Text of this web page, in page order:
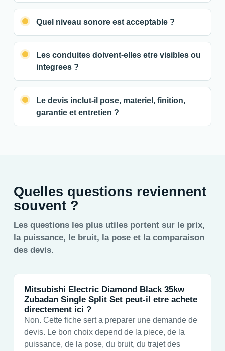
Quel niveau sonore est acceptable ?
Les conduites doivent-elles etre visibles ou
integrees ?
Le devis inclut-il pose, materiel, finition,
garantie et entretien ?
Quelles questions reviennent
souvent ?
Les questions les plus utiles portent sur le prix,
la puissance, le bruit, la pose et la comparaison
des devis.
Mitsubishi Electric Diamond Black 35kw
Zubadan Single Split Set peut-il etre achete
directement ici ?
Non. Cette fiche sert a preparer une demande de
devis. Le bon choix depend de la piece, de la
puissance, de la pose, du bruit, du trajet des